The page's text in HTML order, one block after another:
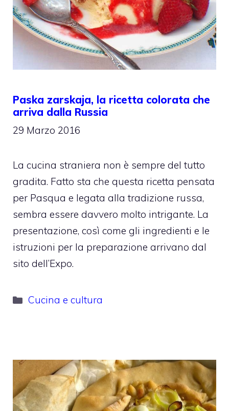
Paska zarskaja, la ricetta colorata che
arriva dalla Russia
29 Marzo 2016
La cucina straniera non è sempre del tutto
gradita. Fatto sta che questa ricetta pensata
per Pasqua e legata alla tradizione russa,
sembra essere davvero molto intrigante. La
presentazione, così come gli ingredienti e le
istruzioni per la preparazione arrivano dal
sito dell’Expo.
Categorie
Cucina e cultura